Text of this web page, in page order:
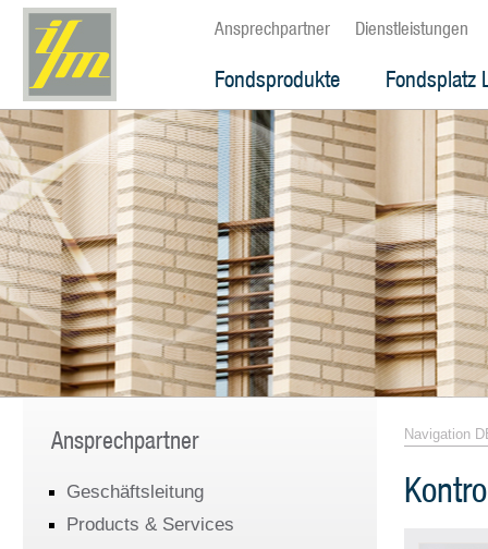
Ansprechpartner Dienstleistungen
Fondsprodukte Fondsplatz
Ansprechpartner
Geschäftsleitung
Products & Services
Navigation